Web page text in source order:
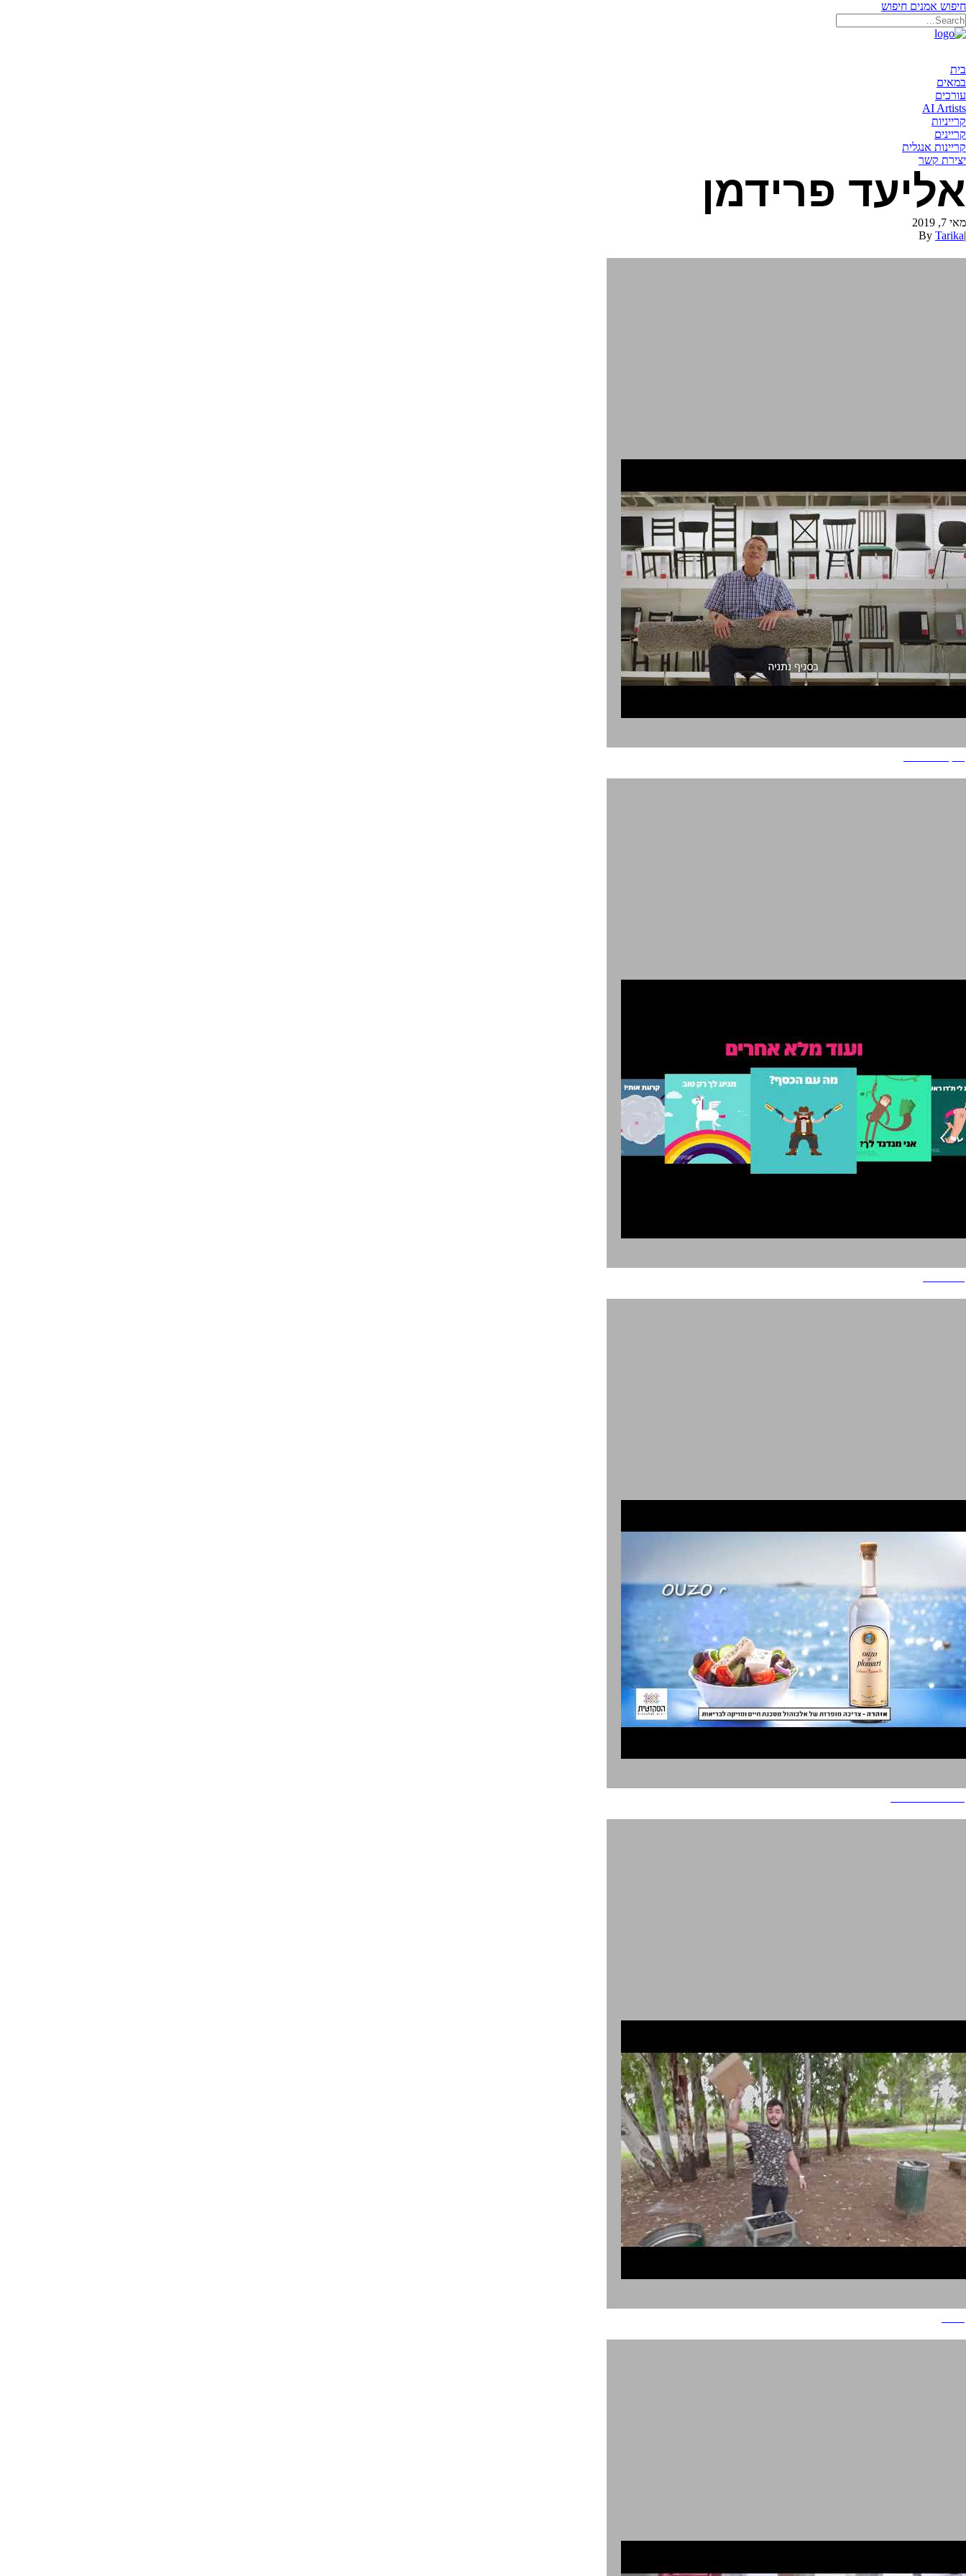
חיפוש אמנים חיפוש
בית
במאים
עורכים
AI Artists
קרייניות
קריינים
קריינות אנגלית
יצירת קשר
אליעד פרידמן
מאי 7, 2019
|
By Tarika